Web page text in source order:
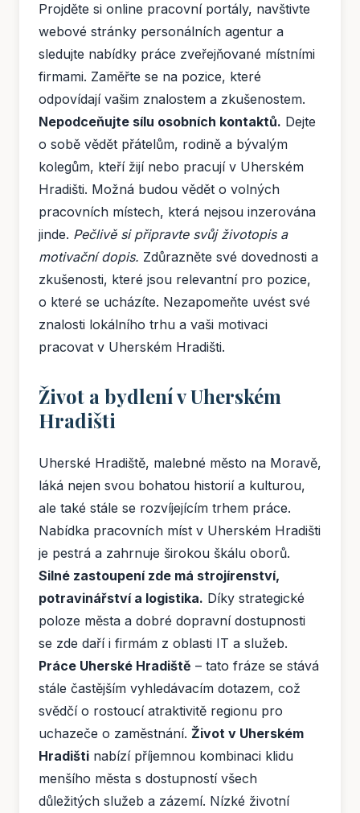
Projděte si online pracovní portály, navštivte
webové stránky personálních agentur a
sledujte nabídky práce zveřejňované místními
firmami. Zaměřte se na pozice, které
odpovídají vašim znalostem a zkušenostem.
Nepodceňujte sílu osobních kontaktů. Dejte
o sobě vědět přátelům, rodině a bývalým
kolegům, kteří žijí nebo pracují v Uherském
Hradišti. Možná budou vědět o volných
pracovních místech, která nejsou inzerována
jinde. Pečlivě si připravte svůj životopis a
motivační dopis. Zdůrazněte své dovednosti a
zkušenosti, které jsou relevantní pro pozice,
o které se ucházíte. Nezapomeňte uvést své
znalosti lokálního trhu a vaši motivaci
pracovat v Uherském Hradišti.
Život a bydlení v Uherském
Hradišti
Uherské Hradiště, malebné město na Moravě,
láká nejen svou bohatou historií a kulturou,
ale také stále se rozvíjejícím trhem práce.
Nabídka pracovních míst v Uherském Hradišti
je pestrá a zahrnuje širokou škálu oborů.
Silné zastoupení zde má strojírenství,
potravinářství a logistika. Díky strategické
poloze města a dobré dopravní dostupnosti
se zde daří i firmám z oblasti IT a služeb.
Práce Uherské Hradiště – tato fráze se stává
stále častějším vyhledávacím dotazem, což
svědčí o rostoucí atraktivitě regionu pro
uchazeče o zaměstnání. Život v Uherském
Hradišti nabízí příjemnou kombinaci klidu
menšího města s dostupností všech
důležitých služeb a zázemí. Nízké životní